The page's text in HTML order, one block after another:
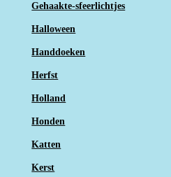
Gehaakte-sfeerlichtjes
Halloween
Handdoeken
Herfst
Holland
Honden
Katten
Kerst